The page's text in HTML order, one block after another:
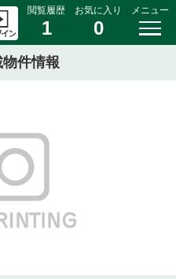
閲覧履歴
1
お気に入り
0
メニュー
件情報